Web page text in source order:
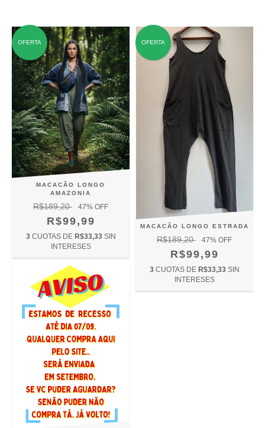
OFERTA
MACACÃO LONGO
AMAZONIA
R$189,20 47% OFF
R$99,99
3 CUOTAS DE R$33,33 SIN
INTERESES
OFERTA
MACACÃO LONGO ESTRADA
R$189,20 47% OFF
R$99,99
3 CUOTAS DE R$33,33 SIN
INTERESES